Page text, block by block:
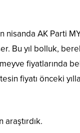
nisanda AK Parti
Bu yıl bolluk,
fiyatlarında
fiyatı önceki
araştırdık.